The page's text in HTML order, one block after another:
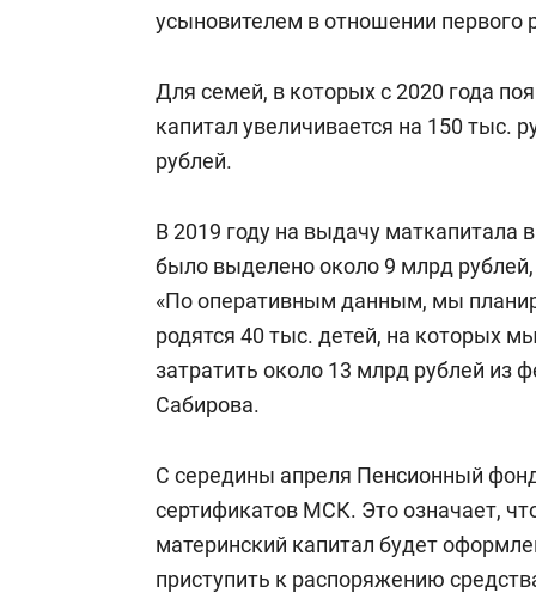
усыновителем в отношении первого
Для семей, в которых с 2020 года
капитал увеличивается на 150 тыс.
рублей.
В 2019 году на выдачу маткапитала
было выделено около 9 млрд
«По оперативным данным, мы
родятся 40 тыс. детей, на которых
затратить около 13 млрд рублей из
Сабирова.
С середины апреля Пенсионный
сертификатов МСК. Это означает,
материнский капитал будет
приступить к распоряжению